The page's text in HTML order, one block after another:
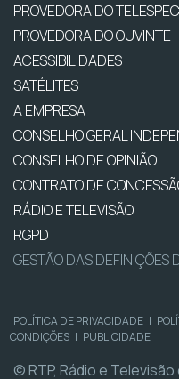
PROVEDORA DO
PROVEDORA DO OUVINTE
ACESSIBILIDADES
SATÉLITES
A EMPRESA
CONSELHO GERAL
CONSELHO DE OPINIÃO
CONTRATO DE
RÁDIO E TELEVISÃO
RGPD
GESTÃO DAS DEFINIÇÕES
POLÍTICA DE PRIVACIDADE |
CONDIÇÕES | PUBLICIDADE
© RTP, Rádio e